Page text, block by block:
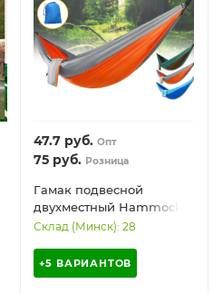
47.7руб. Опт
75руб. Розница
Гамак подвесной
двухместный Hammock
Swing Ультралёгкий и
(Крепления в комплекте)
270х140 см
Склад (Минск): 28
+5 ВАРИАНТОВ